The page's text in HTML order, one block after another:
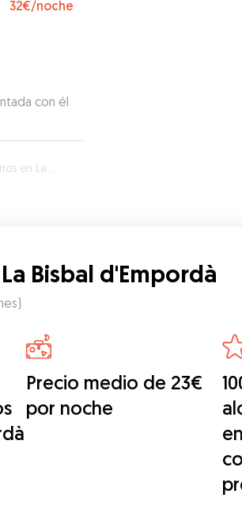
del
32€/noche
con él
d'Empordà
Bisbal d'Empordà
)
Precio medio de 23€
por noche